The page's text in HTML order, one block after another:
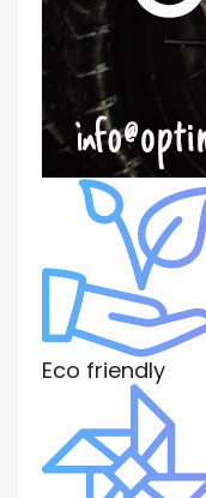
Eco friendly